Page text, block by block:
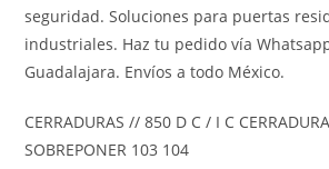
seguridad. Soluciones para puertas
industriales. Haz tu pedido vía
Guadalajara. Envíos a todo México.
CERRADURAS // 850 D C / I C
SOBREPONER 103 104